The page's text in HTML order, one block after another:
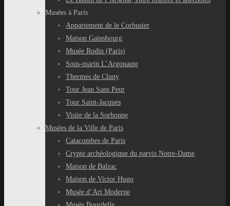
Musées à Paris
Appartement de le Corbusier
Maison Gainsbourg
Musée Rodin (Paris)
Sous-marin L’Argonaute
Thermes de Cluny
Tour Jean Sans Peur
Tour Saint-Jacques
Visite de la Sorbonne
Musées de la Ville de Paris
Catacombes de Paris
Crypte archéologique du parvis Notre-Dame
Maison de Balzac
Maison de Victor Hugo
Musée d’Art Moderne